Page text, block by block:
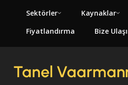
Sektörler
Kaynaklar
Fiyatlandırma
Bize
Tanel